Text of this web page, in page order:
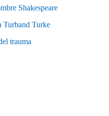
Shakespeare
Turband Turke
trauma